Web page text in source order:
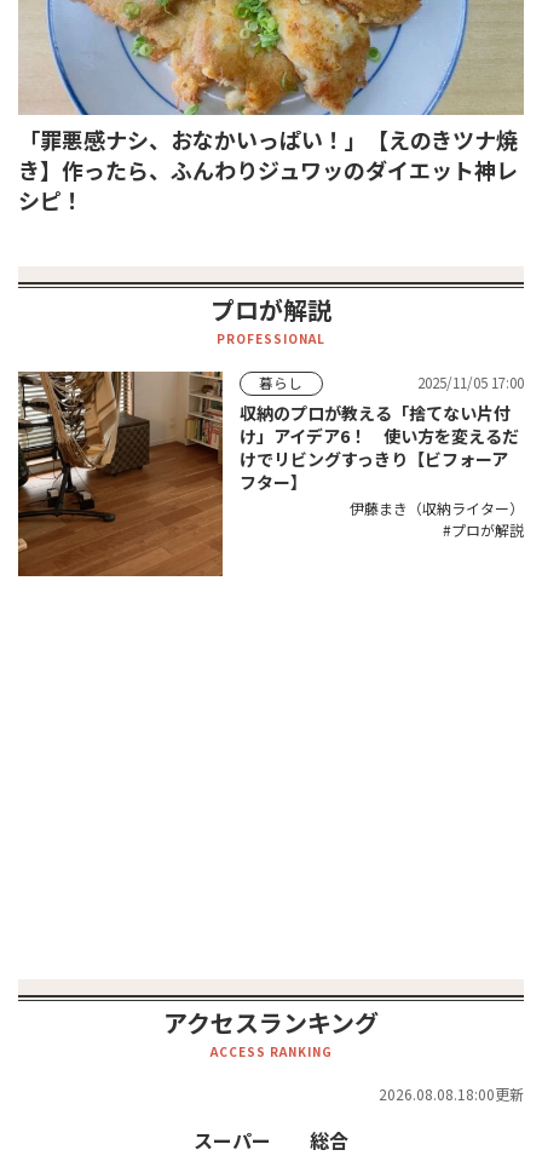
「罪悪感ナシ、おなかいっぱい！」【えのきツナ焼
き】作ったら、ふんわりジュワッのダイエット神レ
シピ！
プロが解説
PROFESSIONAL
暮らし 2025/11/05 17:00
収納のプロが教える「捨てない片付
け」アイデア6！ 使い方を変えるだ
けでリビングすっきり【ビフォーア
フター】
伊藤まき（収納ライター）
プロが解説
アクセスランキング
ACCESS RANKING
2026.08.08.18:00更新
スーパー 総合